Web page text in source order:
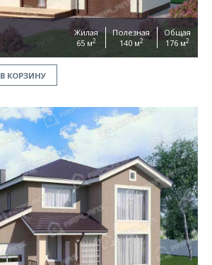
Жилая
65 м2
Полезная
140 м2
Общая
176 м2
В КОРЗИНУ